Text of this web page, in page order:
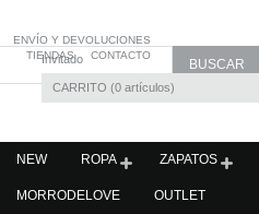
Invitado
CARRITO 0 artículos
ENVÍO Y DEVOLUCIONES
TIENDAS
CONTACTO
NEW ROPA ZAPATOS
MORRODELOVE OUTLET